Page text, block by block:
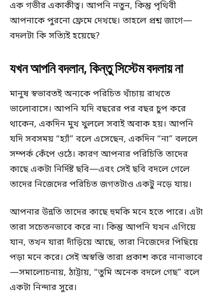
এক গভীর একাকীত্ব। আপনি নতুন, কিন্তু পৃথিবী
আপনাকে পুরনো ফ্রেমে দেখছে। তাহলে প্রশ্ন জাগে—
বদলটা কি সত্যিই হয়েছে?
যখন আপনি বদলান, কিন্তু সিস্টেম বদলায় না
মানুষ স্বভাবতই অন্যকে পরিচিত খাঁচায় রাখতে
ভালোবাসে। আপনি যদি বছরের পর বছর চুপ করে
থাকেন, একদিন মুখ খুললে সবাই অবাক হয়। আপনি
যদি সবসময় “হ্যাঁ” বলে এসেছেন, একদিন “না” বললে
সম্পর্ক কেঁপে ওঠে। কারণ আপনার পরিচিতি তাদের
কাছে একটা নির্দিষ্ট ছবি—এবং সেই ছবি বদলে গেলে
তাদের নিজেদের পরিচিত জগতটাও একটু নড়ে যায়।
আপনার উন্নতি তাদের কাছে হুমকি মনে হতে পারে। এটা
তারা সচেতনভাবে করে না। কিন্তু আপনি যখন এগিয়ে
যান, তখন যারা দাঁড়িয়ে আছে, তারা নিজেদের পিছিয়ে
পড়া মনে করে। সেই অস্বস্তি তারা প্রকাশ করে নানাভাবে
—সমালোচনায়, ঠাট্টায়, “তুমি অনেক বদলে গেছ” বলে
একটা নিন্দার সুরে।